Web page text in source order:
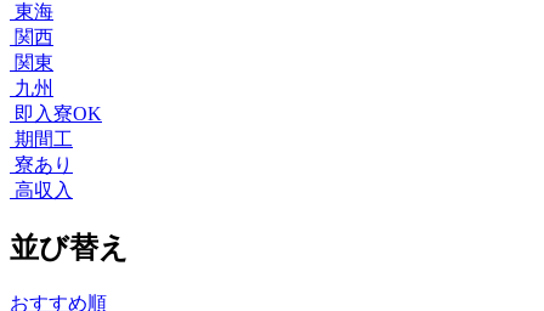
東海
関西
関東
九州
即入寮OK
期間工
寮あり
高収入
並び替え
おすすめ順